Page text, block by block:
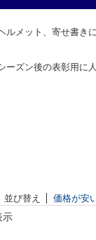
ルメット、寄せ書き
ーズン後の表彰用に
並び替え 価格が安
示